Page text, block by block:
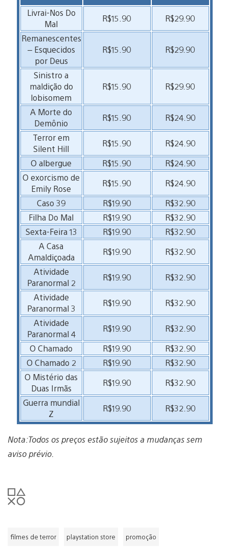
Livrai-Nos Do
Mal
R$15.90
R$29.90
Remanescentes
– Esquecidos
por Deus
R$15.90 R$29.90
Sinistro a
maldição do
lobisomem
R$15.90 R$29.90
A Morte do
Demônio
R$15.90
R$24.90
Terror em
Silent Hill
R$15.90
R$24.90
O albergue
R$15.90
R$24.90
O exorcismo de
Emily Rose
R$15.90
R$24.90
Caso 39
R$19.90
R$32.90
Filha Do Mal
R$19.90
R$32.90
Sexta-Feira 13
R$19.90
R$32.90
A Casa
Amaldiçoada
R$19.90
R$32.90
Atividade
Paranormal 2
R$19.90
R$32.90
Atividade
Paranormal 3
R$19.90
R$32.90
Atividade
Paranormal 4
R$19.90
R$32.90
O Chamado
R$19.90
R$32.90
O Chamado 2
R$19.90
R$32.90
O Mistério das
Duas Irmãs
R$19.90
R$32.90
Guerra mundial
Z
R$19.90 R$32.90
Nota:Todos os preços estão sujeitos a mudanças sem
aviso prévio.
filmes de terror playstation store promoção